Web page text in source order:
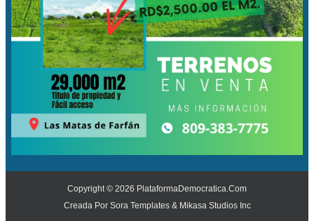
Copyright © 2026 PlataformaDemocratica.Com
Creada Por Sora Templates& Mikasa Studios Inc